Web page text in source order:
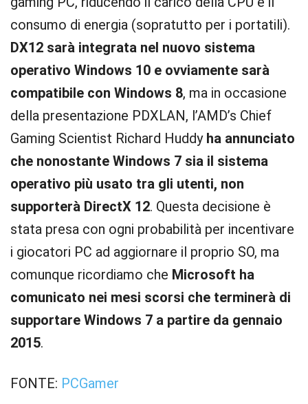
consumo di energia (sopratutto per i portatili).
DX12 sarà integrata nel nuovo sistema
operativo Windows 10 e ovviamente sarà
compatibile con Windows 8, ma in occasione
della presentazione PDXLAN, l’AMD’s Chief
Gaming Scientist Richard Huddy ha annunciato
che nonostante Windows 7 sia il sistema
operativo più usato tra gli utenti, non
supporterà DirectX 12. Questa decisione è
stata presa con ogni probabilità per incentivare
i giocatori PC ad aggiornare il proprio SO, ma
comunque ricordiamo che Microsoft ha
comunicato nei mesi scorsi che terminerà di
supportare Windows 7 a partire da gennaio
2015.
FONTE: PCGamer